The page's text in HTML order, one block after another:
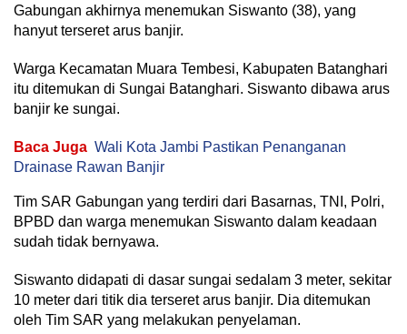
Gabungan akhirnya menemukan Siswanto (38), yang
hanyut terseret arus banjir.
Warga Kecamatan Muara Tembesi, Kabupaten Batanghari
itu ditemukan di Sungai Batanghari. Siswanto dibawa arus
banjir ke sungai.
Baca Juga Wali Kota Jambi Pastikan Penanganan
Drainase Rawan Banjir
Tim SAR Gabungan yang terdiri dari Basarnas, TNI, Polri,
BPBD dan warga menemukan Siswanto dalam keadaan
sudah tidak bernyawa.
Siswanto didapati di dasar sungai sedalam 3 meter, sekitar
10 meter dari titik dia terseret arus banjir. Dia ditemukan
oleh Tim SAR yang melakukan penyelaman.